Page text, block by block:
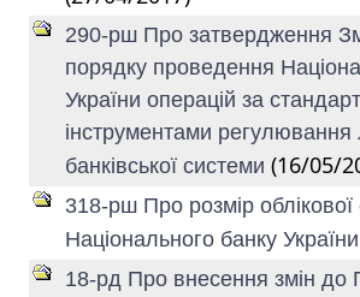
290-рш Про затвердження
порядку проведення
України операцій за
інструментами регулювання
банківської системи (16/05/
318-рш Про розмір облікової
Національного банку України
18-рд Про внесення змін до